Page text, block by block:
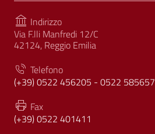
Indirizzo
Via F.lli Manfredi 12/C
42124, Reggio Emilia
Telefono
(+39) 0522 456205 - 0522 585657
Fax
(+39) 0522 401411